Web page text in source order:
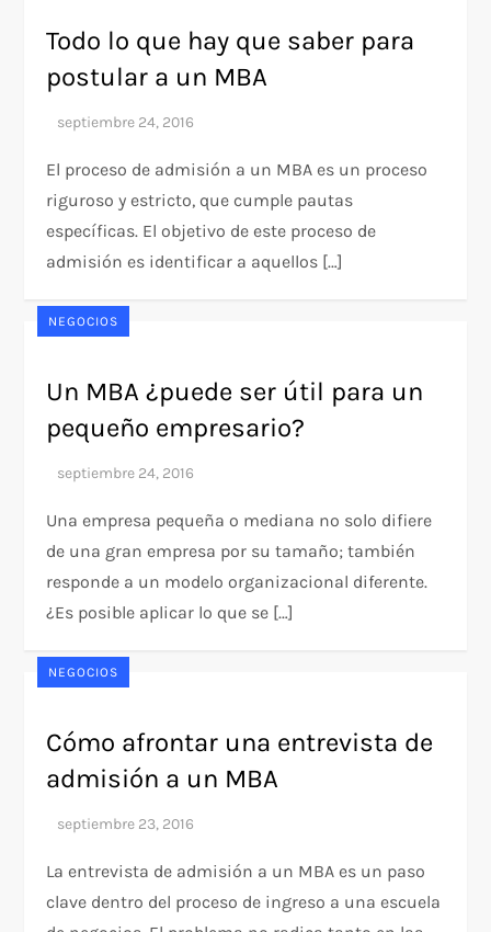
Todo lo que hay que saber para
postular a un MBA
El proceso de admisión a un MBA es un proceso
riguroso y estricto, que cumple pautas
específicas. El objetivo de este proceso de
admisión es identificar a aquellos […]
NEGOCIOS
Un MBA ¿puede ser útil para un
pequeño empresario?
Una empresa pequeña o mediana no solo difiere
de una gran empresa por su tamaño; también
responde a un modelo organizacional diferente.
¿Es posible aplicar lo que se […]
NEGOCIOS
Cómo afrontar una entrevista de
admisión a un MBA
La entrevista de admisión a un MBA es un paso
clave dentro del proceso de ingreso a una escuela